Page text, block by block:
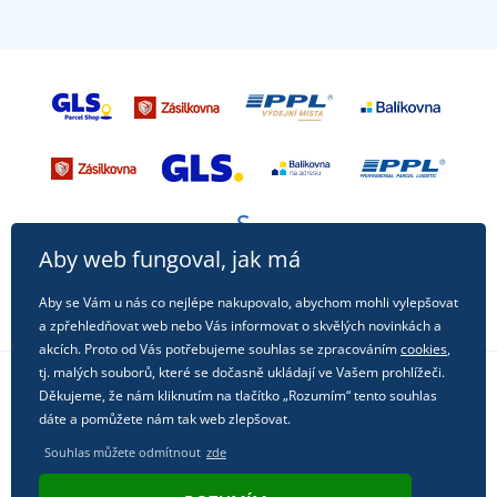
Sledujte nás na sociálních sítích
Aby web fungoval, jak má
Aby se Vám u nás co nejlépe nakupovalo, abychom mohli vylepšovat
a zpřehledňovat web nebo Vás informovat o skvělých novinkách a
akcích. Proto od Vás potřebujeme souhlas se zpracovánímcookies,
tj. malých souborů, které se dočasně ukládají ve Vašem prohlížeči.
Děkujeme, že nám kliknutím na tlačítko „Rozumím“ tento souhlas
dáte a pomůžete nám tak web zlepšovat.
Souhlas můžete odmítnout zde